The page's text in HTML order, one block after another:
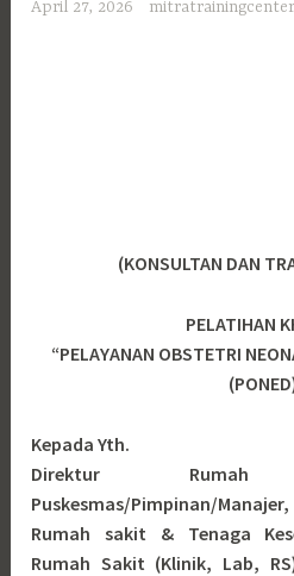
April 27, 2026 mitratrainingcenter
(KONSULTAN DAN
PELATIHAN
“PELAYANAN OBSTETRI
Kepada Yth.
Direktur
Puskesmas/Pimpinan/
Rumah sakit & Tenaga
Rumah Sakit (Klinik, Lab,